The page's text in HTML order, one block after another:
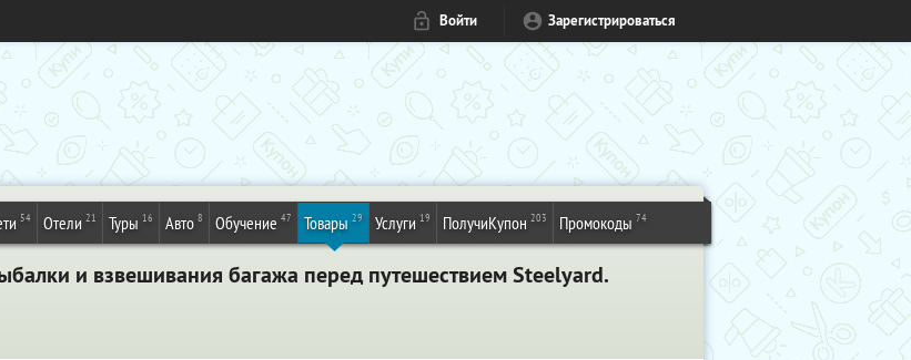
Войти Зарегистрироваться
54 Отели 21 Туры 16 Авто 8 Обучение 47 Товары 29 Услуги 19 ПолучиКупон 203 Промокоды 74
и взвешивания багажа перед путешествием Steelyard.